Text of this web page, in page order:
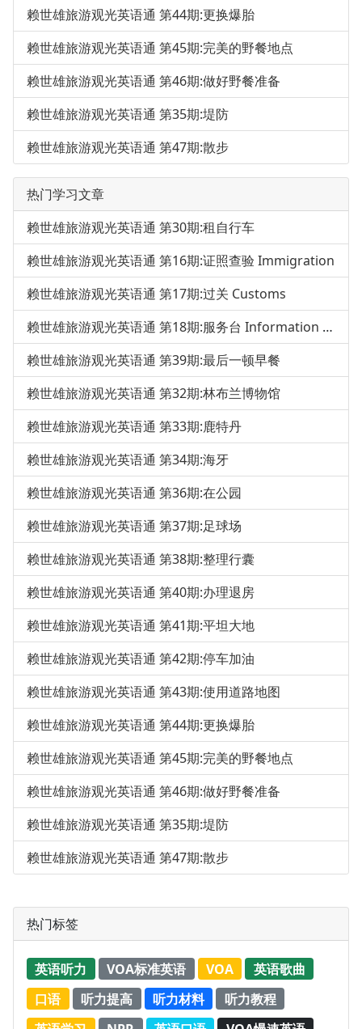
赖世雄旅游观光英语通 第44期:更换爆胎
赖世雄旅游观光英语通 第45期:完美的野餐地点
赖世雄旅游观光英语通 第46期:做好野餐准备
赖世雄旅游观光英语通 第35期:堤防
赖世雄旅游观光英语通 第47期:散步
热门学习文章
赖世雄旅游观光英语通 第30期:租自行车
赖世雄旅游观光英语通 第16期:证照查验 Immigration
赖世雄旅游观光英语通 第17期:过关 Customs
赖世雄旅游观光英语通 第18期:服务台 Information Desk
赖世雄旅游观光英语通 第39期:最后一顿早餐
赖世雄旅游观光英语通 第32期:林布兰博物馆
赖世雄旅游观光英语通 第33期:鹿特丹
赖世雄旅游观光英语通 第34期:海牙
赖世雄旅游观光英语通 第36期:在公园
赖世雄旅游观光英语通 第37期:足球场
赖世雄旅游观光英语通 第38期:整理行囊
赖世雄旅游观光英语通 第40期:办理退房
赖世雄旅游观光英语通 第41期:平坦大地
赖世雄旅游观光英语通 第42期:停车加油
赖世雄旅游观光英语通 第43期:使用道路地图
赖世雄旅游观光英语通 第44期:更换爆胎
赖世雄旅游观光英语通 第45期:完美的野餐地点
赖世雄旅游观光英语通 第46期:做好野餐准备
赖世雄旅游观光英语通 第35期:堤防
赖世雄旅游观光英语通 第47期:散步
热门标签
英语听力 VOA标准英语 VOA
英语歌曲
口语
听力提高 听力材料
听力教程